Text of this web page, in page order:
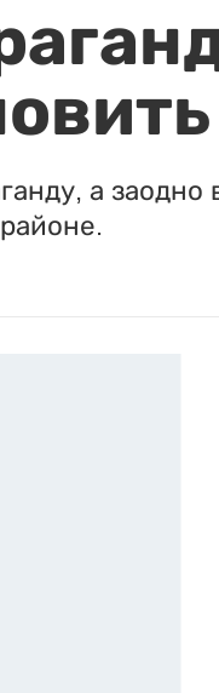
а заодно